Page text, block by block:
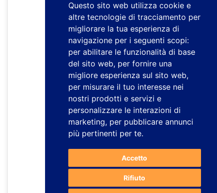
Questo sito web utilizza cookie e
altre tecnologie di tracciamento per
migliorare la tua esperienza di
navigazione per i seguenti scopi:
per abilitare le funzionalità di base
del sito web, per fornire una
migliore esperienza sul sito web,
per misurare il tuo interesse nei
nostri prodotti e servizi e
personalizzare le interazioni di
marketing, per pubblicare annunci
più pertinenti per te.
Accetto
Rifiuto